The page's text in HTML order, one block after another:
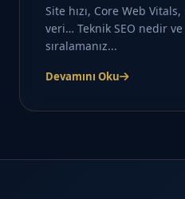
Site hızı, Core Web
veri… Teknik SEO nedir
sıralamanız...
Devamını Oku